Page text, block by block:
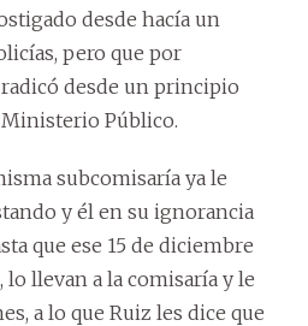
desde hacía un
pero que por
desde un principio
Público.
subcomisaría ya le
y él en su ignorancia
que ese 15 de diciembre
llevan a la comisaría y le
a lo que Ruiz les dice que